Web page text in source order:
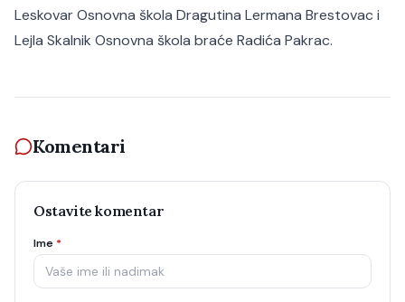
Leskovar Osnovna škola Dragutina Lermana Brestovac i
Lejla Skalnik Osnovna škola braće Radića Pakrac.
Komentari
Ostavite komentar
Ime *